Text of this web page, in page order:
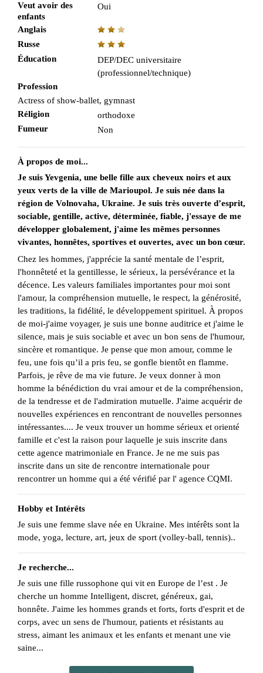
Veut avoir des
enfants
Oui
Anglais
Russe
Éducation
DEP/DEC universitaire
(professionnel/technique)
Profession
Actress of show-ballet, gymnast
Réligion
orthodoxe
Fumeur
Non
À propos de moi...
Je suis Yevgenia, une belle fille aux cheveux noirs et aux
yeux verts de la ville de Marioupol. Je suis née dans la
région de Volnovaha, Ukraine. Je suis très ouverte d’esprit,
sociable, gentille, active, déterminée, fiable, j'essaye de me
développer globalement, j'aime les mêmes personnes
vivantes, honnêtes, sportives et ouvertes, avec un bon cœur.
Chez les hommes, j'apprécie la santé mentale de l’esprit,
l'honnêteté et la gentillesse, le sérieux, la persévérance et la
décence. Les valeurs familiales importantes pour moi sont
l'amour, la compréhension mutuelle, le respect, la générosité,
les traditions, la fidélité, le développement spirituel. À propos
de moi-j'aime voyager, je suis une bonne auditrice et j'aime le
silence, mais je suis sociable et avec un bon sens de l'humour,
sincère et romantique. Je pense que mon amour, comme le
feu, une fois qu’il a pris feu, se gonfle bientôt en flamme.
Parfois, je rêve de ma vie future. Je veux donner à mon
homme la bénédiction du vrai amour et de la compréhension,
de la tendresse et de l'admiration mutuelle. J'aime acquérir de
nouvelles expériences en rencontrant de nouvelles personnes
intéressantes.... Je veux trouver un homme sérieux et orienté
famille et c'est la raison pour laquelle je suis inscrite dans
cette agence matrimoniale en France. Je ne me suis pas
inscrite dans un site de rencontre internationale pour
rencontrer un homme qui a été vérifié par l' agence CQMI.
Hobby et Intérêts
Je suis une femme slave née en Ukraine. Mes intérêts sont la
mode, yoga, lecture, art, jeux de sport (volley-ball, tennis)..
Je recherche...
Je suis une fille russophone qui vit en Europe de l’est . Je
cherche un homme Intelligent, discret, généreux, gai,
honnête. J'aime les hommes grands et forts, forts d'esprit et de
corps, avec un sens de l'humour, patients et résistants au
stress, aimant les animaux et les enfants et menant une vie
saine...